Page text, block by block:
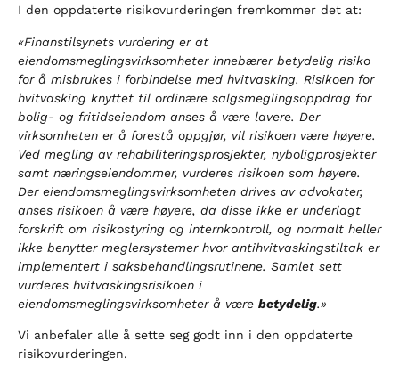
I den oppdaterte risikovurderingen fremkommer det at:
«Finanstilsynets vurdering er at
eiendomsmeglingsvirksomheter innebærer betydelig risiko
for å misbrukes i forbindelse med hvitvasking. Risikoen for
hvitvasking knyttet til ordinære salgsmeglingsoppdrag for
bolig- og fritidseiendom anses å være lavere. Der
virksomheten er å forestå oppgjør, vil risikoen være høyere.
Ved megling av rehabiliteringsprosjekter, nyboligprosjekter
samt næringseiendommer, vurderes risikoen som høyere.
Der eiendomsmeglingsvirksomheten drives av advokater,
anses risikoen å være høyere, da disse ikke er underlagt
forskrift om risikostyring og internkontroll, og normalt heller
ikke benytter meglersystemer hvor antihvitvaskingstiltak er
implementert i saksbehandlingsrutinene. Samlet sett
vurderes hvitvaskingsrisikoen i
eiendomsmeglingsvirksomheter å være betydelig.»
Vi anbefaler alle å sette seg godt inn i den oppdaterte
risikovurderingen.